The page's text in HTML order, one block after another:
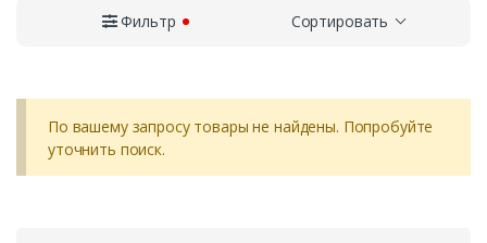
Фильтр Сортировать
По вашему запросу товары не найдены. Попробуйте
уточнить поиск.